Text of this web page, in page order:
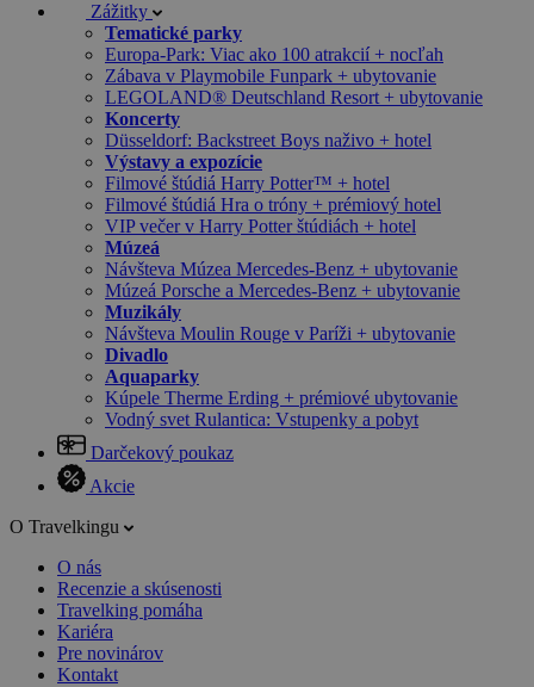
Zážitky
Tematické parky
Europa-Park: Viac ako 100 atrakcií + nocľah
Zábava v Playmobile Funpark + ubytovanie
LEGOLAND® Deutschland Resort + ubytovanie
Koncerty
Düsseldorf: Backstreet Boys naživo + hotel
Výstavy a expozície
Filmové štúdiá Harry Potter™ + hotel
Filmové štúdiá Hra o tróny + prémiový hotel
VIP večer v Harry Potter štúdiách + hotel
Múzeá
Návšteva Múzea Mercedes-Benz + ubytovanie
Múzeá Porsche a Mercedes-Benz + ubytovanie
Muzikály
Návšteva Moulin Rouge v Paríži + ubytovanie
Divadlo
Aquaparky
Kúpele Therme Erding + prémiové ubytovanie
Vodný svet Rulantica: Vstupenky a pobyt
Darčekový poukaz
Akcie
O Travelkingu
O nás
Recenzie a skúsenosti
Travelking pomáha
Kariéra
Pre novinárov
Kontakt